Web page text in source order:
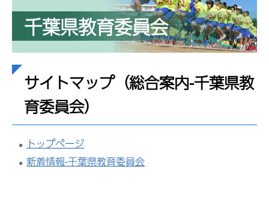
千葉県教育委員会
サイトマップ（総合案内-千葉県教
育委員会）
トップページ
新着情報-千葉県教育委員会